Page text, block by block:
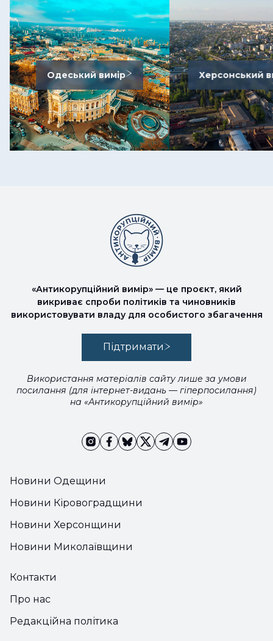
Одеський вимір Херсонський
Новини Одещини
Новини Кіровоградщини
Новини Херсонщини
Новини Миколаївщини
«Антикорупційний вимір» — це проєкт, який
викриває спроби політиків та чиновників
використовувати владу для особистого збагачення
Підтримати
Використання матеріалів сайту лише за умови
посилання (для інтернет-видань — гіперпосилання)
на «Антикорупційний вимір»
Контакти
Про нас
Редакційна політика